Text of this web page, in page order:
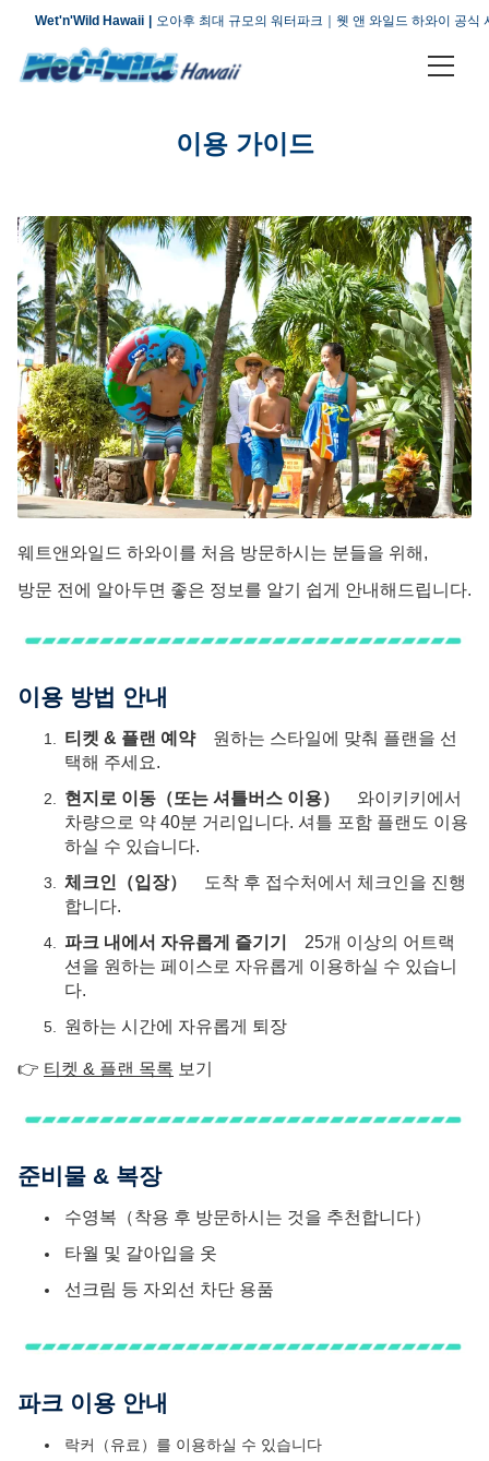
Wet'n'Wild Hawaii 오아후 최대 규모의 워터파크｜웻 앤 와일드 하와이 공식
오시는 길
회사 소개
자주 묻는 질문
오시는 길
문의하기
이용 안내
다이닝 & 숍
파크 맵
이용 가이드
웨트앤와일드 하와이를 처음 방문하시는 분들을 위해,
방문 전에 알아두면 좋은 정보를 알기 쉽게 안내해드립니다.
이용 방법 안내
티켓 & 플랜 예약원하는 스타일에 맞춰 플랜을 선
택해 주세요.
현지로 이동（또는 셔틀버스 이용） 와이키키에서
차량으로 약 40분 거리입니다. 셔틀 포함 플랜도 이용
하실 수 있습니다.
체크인（입장）
도착 후 접수처에서 체크인을 진행
합니다.
파크 내에서 자유롭게 즐기기 25개 이상의 어트랙
션을 원하는 페이스로 자유롭게 이용하실 수 있습니
다.
원하는 시간에 자유롭게 퇴장
👉 티켓 & 플랜 목록 보기
준비물 & 복장
수영복（착용 후 방문하시는 것을 추천합니다）
타월 및 갈아입을 옷
선크림 등 자외선 차단 용품
파크 이용 안내
락커（유료）를 이용하실 수 있습니다